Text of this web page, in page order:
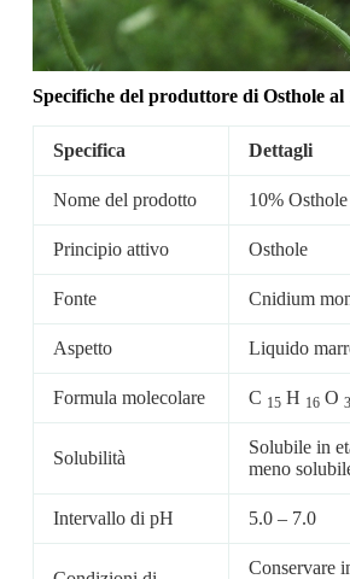
Specifiche del produttore di Osthole al
Specifica Dettagli
Nome del prodotto 10% Osthole
Principio attivo Osthole
Fonte Cnidium
Aspetto Liquido
Formula molecolare C 15H 16O 3
Solubilità
Solubile in
meno
Intervallo di pH 5.0 – 7.0
Conservare